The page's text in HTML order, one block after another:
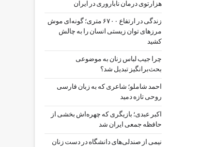
هزارتوی درمان ناباروری در ایران
زندگی در ارتفاع ۶۷۰۰ متری؛ گونه‌ای موش
مرزهای توان زیستی انسان را به چالش
کشید
چرا جیب‌ لباس زنان به موضوعی
بحث‌برانگیز تبدیل شد؟
احمد شاملو؛ شاعری که به زبان فارسی
روحی تازه دمید
اکبر عبدی؛ بازیگری که چهره‌اش بخشی از
حافظه جمعی ایران شد
نیمی از صندلی‌های دانشگاه در دست زنان